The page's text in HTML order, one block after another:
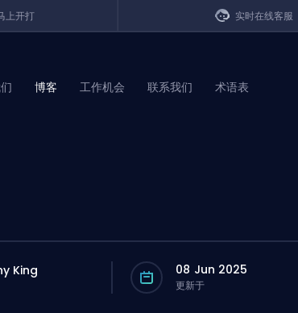
上开打 实时在线客服
博客 工作机会 联系我们 术语表
King 08 Jun 2025
更新于